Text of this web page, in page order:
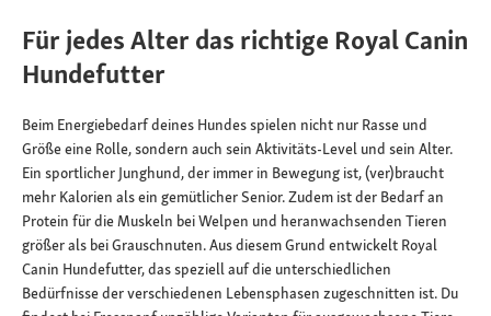
Für jedes Alter das richtige Royal Canin
Hundefutter
Beim Energiebedarf deines Hundes spielen nicht nur Rasse und
Größe eine Rolle, sondern auch sein Aktivitäts-Level und sein Alter.
Ein sportlicher Junghund, der immer in Bewegung ist, (ver)braucht
mehr Kalorien als ein gemütlicher Senior. Zudem ist der Bedarf an
Protein für die Muskeln bei Welpen und heranwachsenden Tieren
größer als bei Grauschnuten. Aus diesem Grund entwickelt Royal
Canin Hundefutter, das speziell auf die unterschiedlichen
Bedürfnisse der verschiedenen Lebensphasen zugeschnitten ist. Du